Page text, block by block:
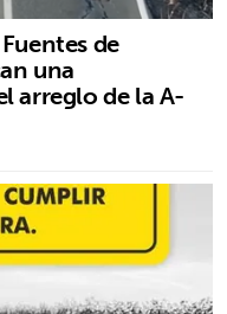
de
una
arreglo de la A-